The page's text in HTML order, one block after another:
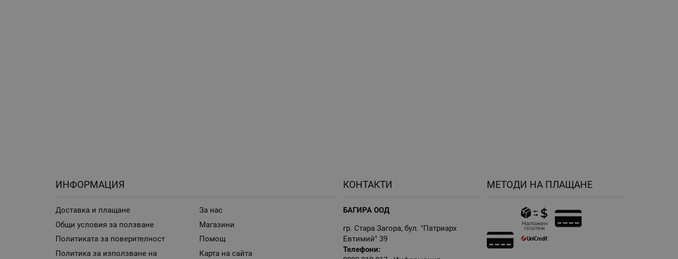
ИНФОРМАЦИЯ
Доставка и плащане
Общи условия за ползване
Политиката за поверителност
Политика за използване на
За нас
Магазини
Помощ
Карта на сайта
КОНТАКТИ
БАГИРА ООД
гр. Стара Загора, бул. "Патриарх
Евтимий" 39
Телефони:
МЕТОДИ НА ПЛАЩАНЕ